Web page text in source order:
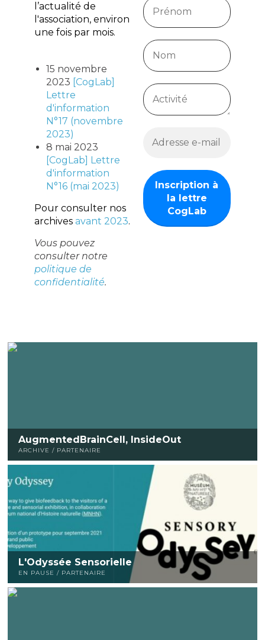
l’actualité de
l'association, environ
une fois par mois.
15 novembre
2023 [CogLab]
Lettre
d'information
N°17 (novembre
2023)
8 mai 2023
[CogLab] Lettre
d'information
N°16 (mai 2023)
Pour consulter nos
archivesavant 2023.
Vous pouvez
consulter notre
politique de
confidentialité.
AugmentedBrainCell, InsideOut
ARCHIVE / PARTENAIRE
L'Odyssée Sensorielle
EN PAUSE / PARTENAIRE